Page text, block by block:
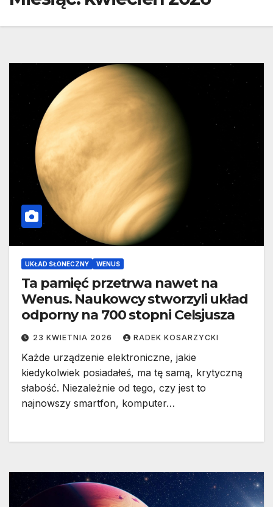
UKŁAD SŁONECZNY WENUS
Ta pamięć przetrwa nawet na
Wenus. Naukowcy stworzyli układ
odporny na 700 stopni Celsjusza
23 KWIETNIA 2026 RADEK KOSARZYCKI
Każde urządzenie elektroniczne, jakie
kiedykolwiek posiadałeś, ma tę samą, krytyczną
słabość. Niezależnie od tego, czy jest to
najnowszy smartfon, komputer…